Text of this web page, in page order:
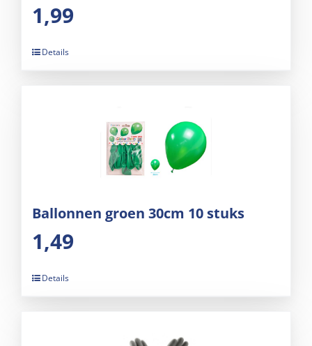
1,99
Details
Ballonnen groen 30cm 10 stuks
1,49
Details